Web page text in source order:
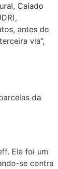
Caiado
antes de
via”,
da
Ele foi um
se contra